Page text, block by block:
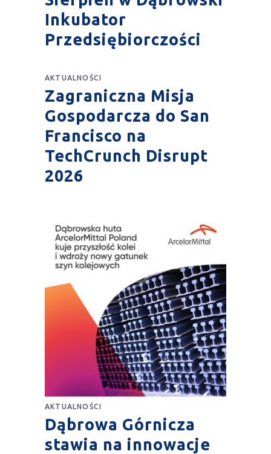
Inkubator
Przedsiębiorczości
AKTUALNOŚCI
Zagraniczna Misja
Gospodarcza do San
Francisco na
TechCrunch Disrupt
2026
AKTUALNOŚCI
Dąbrowa Górnicza
stawia na innowacje